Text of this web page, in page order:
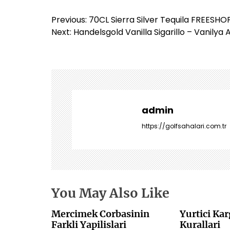
Y
a
g
e
z
i
n
m
e
s
i
Previous: 70CL Sierra Silver Tequila
Next: Handelsgold Vanilla Sigarillo – Vanilya
admin
https://golfsahalari.com.tr
You May Also Like
Mercimek Corbasinin
Farkli Yapilislari
Yurtici
Kurallari